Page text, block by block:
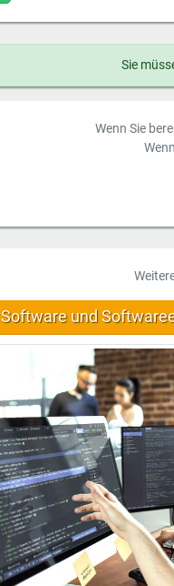
Sie
Wenn Sie
Software und